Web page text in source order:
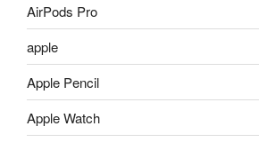
AirPods Pro
apple
Apple Pencil
Apple Watch